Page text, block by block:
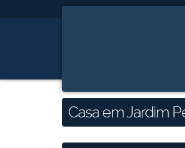
Casa em Jardim